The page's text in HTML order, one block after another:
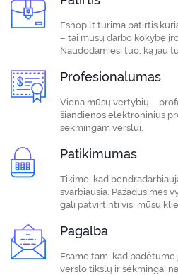
Eshop.lt turima patirtis
– tai mūsų darbo kokybę
Naudodamiesi tuo, ką jau
Profesionalumas
Viena mūsų vertybių –
šiandienos elektroninius
sėkmingam verslui.
Patikimumas
Tikime, kad
svarbiausia. Pažadus mes
gali patvirtinti visi mūsų
Pagalba
Esame tam, kad
verslo tikslų ir sėkmingai